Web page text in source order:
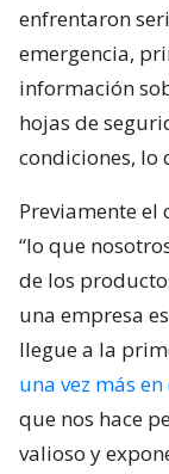
enfrentaron
emergencia,
información
hojas de
condiciones, lo
Previamente el
“lo que
de los
una empresa
llegue a la
una vez más
que nos hace
valioso y